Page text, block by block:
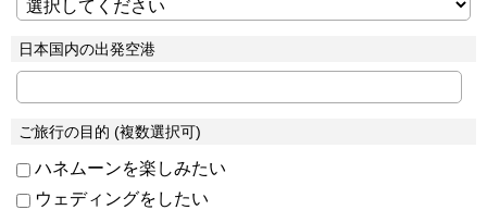
日本国内の出発空港
ご旅行の目的 (複数選択可)
ハネムーンを楽しみたい
ウェディングをしたい